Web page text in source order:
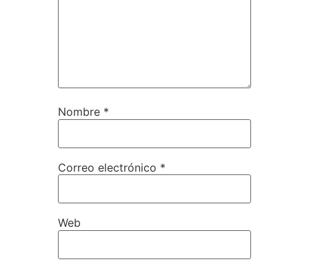
Nombre *
Correo electrónico *
Web